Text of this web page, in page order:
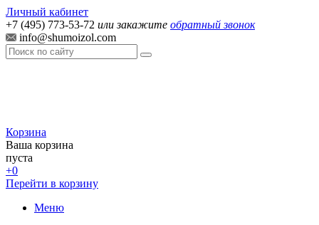
Личный кабинет
+7 (495) 773-53-72 или закажите обратный звонок
info@shumoizol.com
Корзина
Ваша корзина
пуста
+0
Перейти в корзину
Меню